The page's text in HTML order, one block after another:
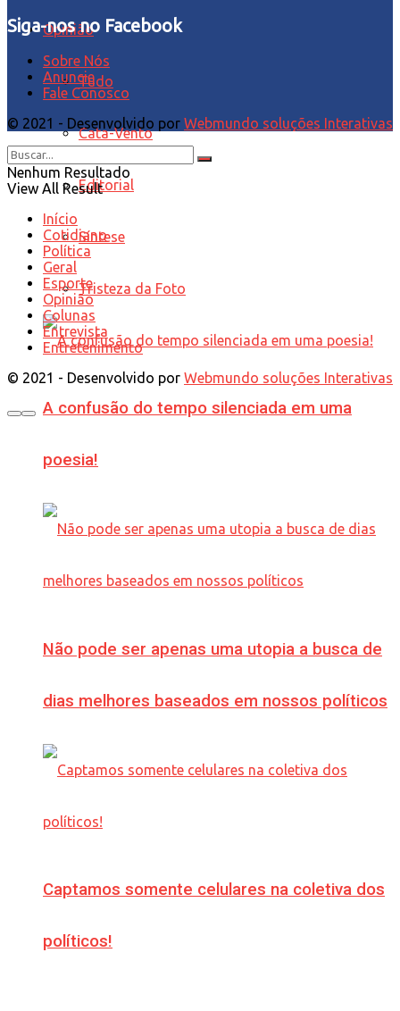
Opinião
Tudo
Cata-Vento
Editorial
Síntese
Tristeza da Foto
A confusão do tempo silenciada em uma
poesia!
Não pode ser apenas uma utopia a busca de
dias melhores baseados em nossos políticos
Captamos somente celulares na coletiva dos
políticos!
Siga-nos no Facebook
Sobre Nós
Anuncie
Fale Conosco
© 2021 - Desenvolvido por Webmundo soluções Interativas
Nenhum Resultado
View All Result
Início
Cotidiano
Política
Geral
Esporte
Opinião
Colunas
Entrevista
Entretenimento
© 2021 - Desenvolvido por Webmundo soluções Interativas